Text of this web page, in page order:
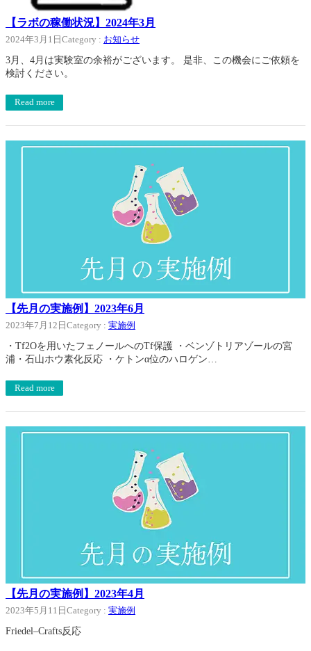
【ラボの稼働状況】2024年3月
2024年3月1日 Category : お知らせ
3月、4月は実験室の余裕がございます。 是非、この機会にご依頼を
検討ください。
Read more
【先月の実施例】2023年6月
2023年7月12日 Category : 実施例
・Tf2Oを用いたフェノールへのTf保護 ・ベンゾトリアゾールの宮
浦・石山ホウ素化反応 ・ケトンα位のハロゲン…
Read more
【先月の実施例】2023年4月
2023年5月11日 Category : 実施例
Friedel–Crafts反応